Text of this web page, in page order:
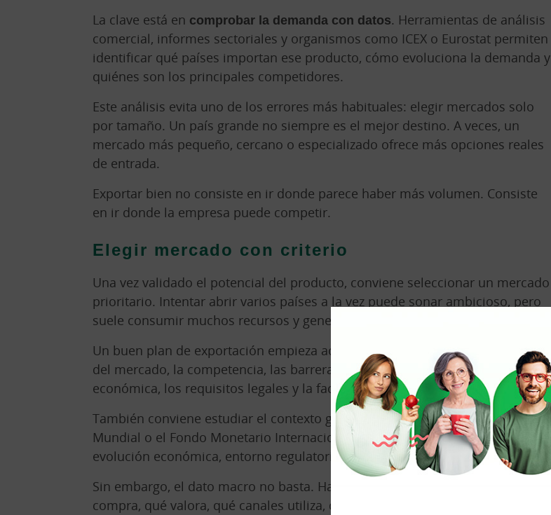
La clave está en comprobar la demanda con datos. Herramientas de análisis
comercial, informes sectoriales y organismos como ICEX o Eurostat permiten
identificar qué países importan ese producto, cómo evoluciona la demanda y
quiénes son los principales competidores.
Este análisis evita uno de los errores más habituales: elegir mercados solo
por tamaño. Un país grande no siempre es el mejor destino. A veces, un
mercado más pequeño, cercano o especializado ofrece más opciones reales
de entrada.
Exportar bien no consiste en ir donde parece haber más volumen. Consiste
en ir donde la empresa puede competir.
Elegir mercado con criterio
Una vez validado el potencial del producto, conviene seleccionar un mercado
prioritario. Intentar abrir varios países a la vez puede sonar ambicioso, pero
suele consumir muchos recursos y generar poca profundidad comercial.
Un buen plan de exportación empieza acotando. Hay que analizar el tamaño
del mercado, la competencia, las barreras de entrada, la estabilidad
económica, los requisitos legales y la facilidad logística.
También conviene estudiar el contexto general. Organismos como el Banco
Mundial o el Fondo Monetario Internacional ofrecen información útil sobre
evolución económica, entorno regulatorio y riesgos de cada país.
Sin embargo, el dato macro no basta. Hay que bajar al cliente real. Cómo
compra, qué valora, qué canales utiliza, qué precio acepta y qué requisitos